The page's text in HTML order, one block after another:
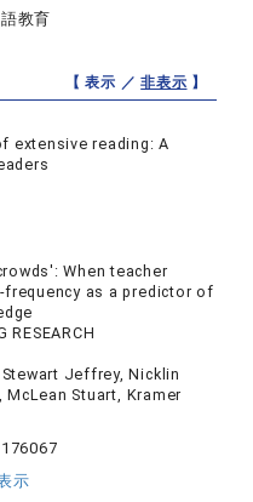
教育
【 表示 ／非表示 】
extensive reading: A
When teacher
as a predictor of
RESEARCH
Jeffrey, Nicklin
Stuart, Kramer
示